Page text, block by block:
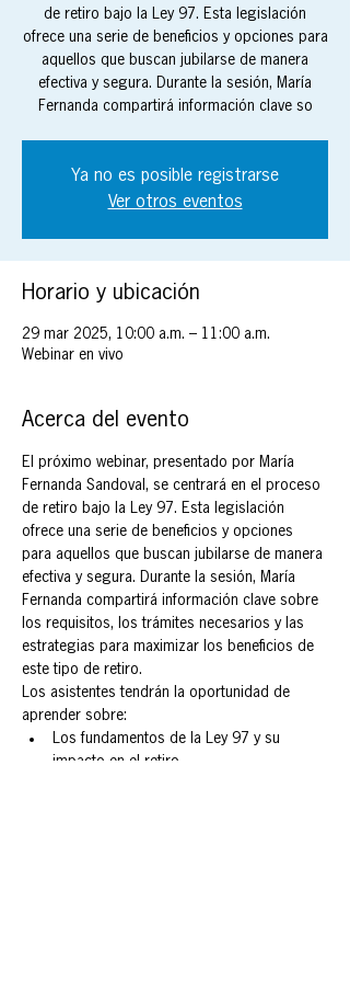
de retiro bajo la Ley 97. Esta legislación
ofrece una serie de beneficios y opciones para
aquellos que buscan jubilarse de manera
efectiva y segura. Durante la sesión, María
Fernanda compartirá información clave so
Ya no es posible registrarse
Ver otros eventos
Horario y ubicación
29 mar 2025, 10:00 a.m. – 11:00 a.m.
Webinar en vivo
Acerca del evento
El próximo webinar, presentado por María
Fernanda Sandoval, se centrará en el proceso
de retiro bajo la Ley 97. Esta legislación
ofrece una serie de beneficios y opciones
para aquellos que buscan jubilarse de manera
efectiva y segura. Durante la sesión, María
Fernanda compartirá información clave sobre
los requisitos, los trámites necesarios y las
estrategias para maximizar los beneficios de
este tipo de retiro.
Los asistentes tendrán la oportunidad de
aprender sobre:
Los fundamentos de la Ley 97 y su
impacto en el retiro.